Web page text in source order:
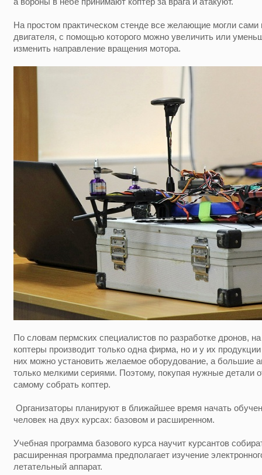
На простом практическом стенде все желающие могли сами
двигателя, с помощью которого можно увеличить или
изменить направление вращения мотора.
По словам пермских специалистов по разработке дронов,
коптеры производит только одна фирма, но и у их
них можно установить желаемое оборудование, а большие
только мелкими сериями. Поэтому, покупая нужные детали
самому собрать коптер.
Организаторы планируют в ближайшее время начать
человек на двух курсах: базовом и расширенном.
Учебная программа базового курса научит курсантов
расширенная программа предполагает изучение
летательный аппарат.